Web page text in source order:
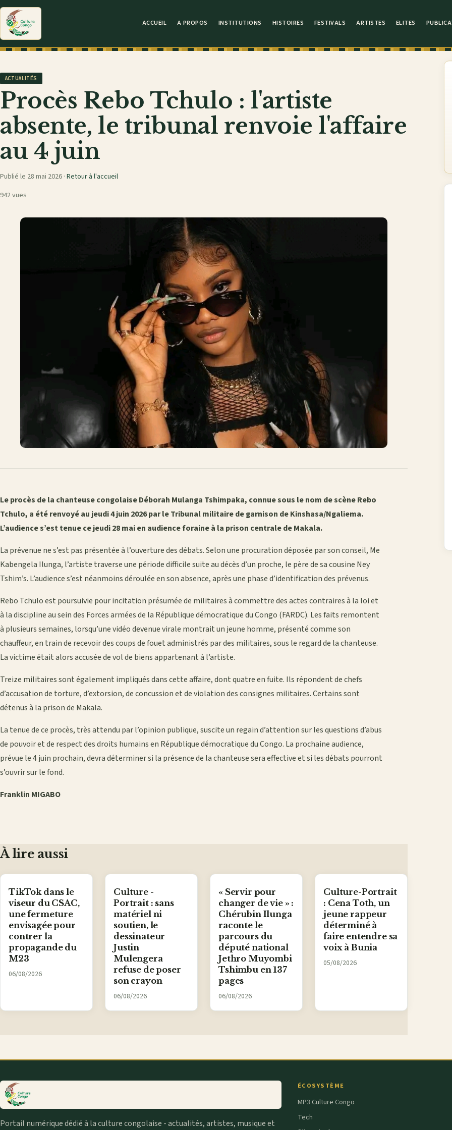
ACCUEIL A PROPOS INSTITUTIONS HISTOIRES FESTIVALS ARTISTES ELITES
ACTUALITÉS
Procès Rebo Tchulo : l'artiste
absente, le tribunal renvoie l'affaire
au 4 juin
Publié le 28 mai 2026 · Retour à l'accueil
942 vues
Le procès de la chanteuse congolaise Déborah Mulanga Tshimpaka, connue sous le nom de scène Rebo
Tchulo, a été renvoyé au jeudi 4 juin 2026 par le Tribunal militaire de garnison de Kinshasa/Ngaliema.
L’audience s’est tenue ce jeudi 28 mai en audience foraine à la prison centrale de Makala.
La prévenue ne s’est pas présentée à l’ouverture des débats. Selon une procuration déposée par son conseil, Me
Kabengela Ilunga, l’artiste traverse une période difficile suite au décès d’un proche, le père de sa cousine Ney
Tshim’s. L’audience s’est néanmoins déroulée en son absence, après une phase d’identification des prévenus.
Rebo Tchulo est poursuivie pour incitation présumée de militaires à commettre des actes contraires à la loi et
à la discipline au sein des Forces armées de la République démocratique du Congo (FARDC). Les faits remontent
à plusieurs semaines, lorsqu’une vidéo devenue virale montrait un jeune homme, présenté comme son
chauffeur, en train de recevoir des coups de fouet administrés par des militaires, sous le regard de la chanteuse.
La victime était alors accusée de vol de biens appartenant à l’artiste.
Treize militaires sont également impliqués dans cette affaire, dont quatre en fuite. Ils répondent de chefs
d’accusation de torture, d’extorsion, de concussion et de violation des consignes militaires. Certains sont
détenus à la prison de Makala.
La tenue de ce procès, très attendu par l’opinion publique, suscite un regain d’attention sur les questions d’abus
de pouvoir et de respect des droits humains en République démocratique du Congo. La prochaine audience,
prévue le 4 juin prochain, devra déterminer si la présence de la chanteuse sera effective et si les débats pourront
s’ouvrir sur le fond.
Franklin MIGABO
À lire aussi
TikTok dans le
viseur du CSAC,
une fermeture
envisagée pour
contrer la
propagande du
M23
06/08/2026
Culture -
Portrait : sans
matériel ni
soutien, le
dessinateur
Justin
Mulengera
refuse de poser
son crayon
06/08/2026
« Servir pour
changer de vie » :
Chérubin Ilunga
raconte le
parcours du
député national
Jethro Muyombi
Tshimbu en 137
pages
06/08/2026
Culture-Portrait
: Cena Toth, un
jeune rappeur
déterminé à
faire entendre sa
voix à Bunia
05/08/2026
Portail numérique dédié à la culture congolaise - actualités, artistes, musique et
ÉCOSYSTÈME
MP3 Culture Congo
Tech